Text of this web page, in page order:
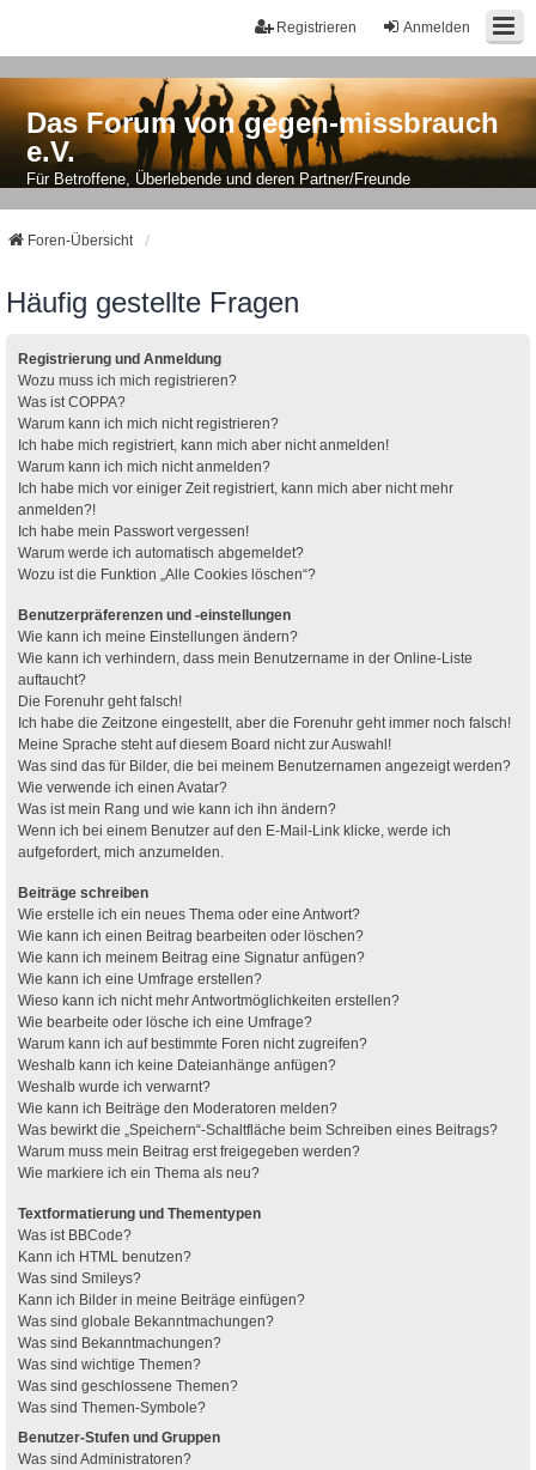
Anmelden
Registrieren
Das Forum von gegen-missbrauch
e.V.
Für Betroffene, Überlebende und deren Partner/Freunde
Foren-Übersicht
Häufig gestellte Fragen
Registrierung und Anmeldung
Wozu muss ich mich registrieren?
Was ist COPPA?
Warum kann ich mich nicht registrieren?
Ich habe mich registriert, kann mich aber nicht anmelden!
Warum kann ich mich nicht anmelden?
Ich habe mich vor einiger Zeit registriert, kann mich aber nicht mehr
anmelden?!
Ich habe mein Passwort vergessen!
Warum werde ich automatisch abgemeldet?
Wozu ist die Funktion „Alle Cookies löschen“?
Benutzerpräferenzen und -einstellungen
Wie kann ich meine Einstellungen ändern?
Wie kann ich verhindern, dass mein Benutzername in der Online-Liste
auftaucht?
Die Forenuhr geht falsch!
Ich habe die Zeitzone eingestellt, aber die Forenuhr geht immer noch falsch!
Meine Sprache steht auf diesem Board nicht zur Auswahl!
Was sind das für Bilder, die bei meinem Benutzernamen angezeigt werden?
Wie verwende ich einen Avatar?
Was ist mein Rang und wie kann ich ihn ändern?
Wenn ich bei einem Benutzer auf den E-Mail-Link klicke, werde ich
aufgefordert, mich anzumelden.
Beiträge schreiben
Wie erstelle ich ein neues Thema oder eine Antwort?
Wie kann ich einen Beitrag bearbeiten oder löschen?
Wie kann ich meinem Beitrag eine Signatur anfügen?
Wie kann ich eine Umfrage erstellen?
Wieso kann ich nicht mehr Antwortmöglichkeiten erstellen?
Wie bearbeite oder lösche ich eine Umfrage?
Warum kann ich auf bestimmte Foren nicht zugreifen?
Weshalb kann ich keine Dateianhänge anfügen?
Weshalb wurde ich verwarnt?
Wie kann ich Beiträge den Moderatoren melden?
Was bewirkt die „Speichern“-Schaltfläche beim Schreiben eines Beitrags?
Warum muss mein Beitrag erst freigegeben werden?
Wie markiere ich ein Thema als neu?
Textformatierung und Thementypen
Was ist BBCode?
Kann ich HTML benutzen?
Was sind Smileys?
Kann ich Bilder in meine Beiträge einfügen?
Was sind globale Bekanntmachungen?
Was sind Bekanntmachungen?
Was sind wichtige Themen?
Was sind geschlossene Themen?
Was sind Themen-Symbole?
Benutzer-Stufen und Gruppen
Was sind Administratoren?